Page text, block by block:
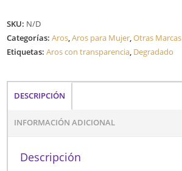
SKU: N/D
Categorías:Aros,Aros para Mujer,Otras Marcas
Etiquetas:Aros con transparencia, Degradado
DESCRIPCIÓN
INFORMACIÓN ADICIONAL
Descripción